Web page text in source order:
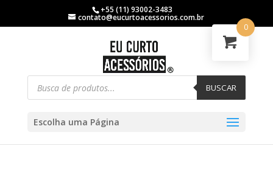
+55 (11) 93002-3483
contato@eucurtoacessorios.com.br
BUSCAR
Escolha uma Página
0